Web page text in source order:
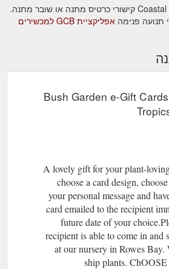
Coastal Dry Tropics Landcare Inc קישורי כרטיס מתנה או שובר מתנה.
תנועה פנימה
אפליקציית GCB למכשירים
Bush Garden e-Gift
A lovely gift for your plant-
choose a card design,
your personal message and
card emailed to the recipient
future date of your
recipient is able to come in and
at our nursery in Rowes Bay.
ship plants.